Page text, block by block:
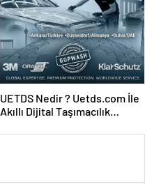
UETDS Nedir ? Uetds.com İle
Akıllı Dijital Taşımacılık